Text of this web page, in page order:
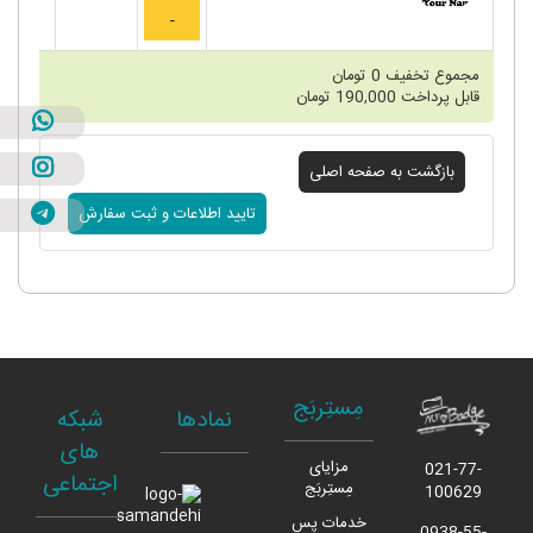
مجموع تخفیف 0 تومان
قابل پرداخت 190,000 تومان
021-77-
100629
مِستِربَج
مزایای
مِستِربَج
خدمات پس
نمادها
شبکه
های
اجتماعی